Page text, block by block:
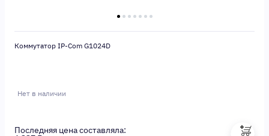
Коммутатор IP-Com G1024D
Нет в наличии
Последняя цена составляла: